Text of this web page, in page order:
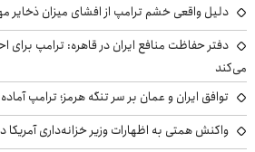
دلیل واقعی خشم ترامپ از افشای میزان ذخایر
دفتر حفاظت منافع ایران در قاهره: ترامپ برای
می‌کند
توافق ایران و عمان بر سر تنگه هرمز؛ ترامپ
واکنش همتی به اظهارات وزیر خزانه‌داری آمریکا